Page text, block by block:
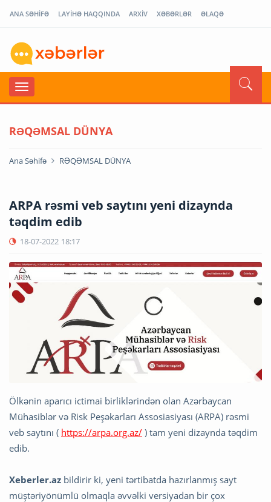
ANA SƏHİFƏ LAYİHƏ HAQQINDA ARXİV XƏBƏRLƏR ƏLAQƏ
RƏQƏMSAL DÜNYA
Ana Səhifə RƏQƏMSAL DÜNYA
ARPA rəsmi veb saytını yeni dizaynda
təqdim edib
18-07-2022 18:17
Ölkənin aparıcı ictimai birliklərindən olan Azərbaycan
Mühasiblər və Risk Peşəkarları Assosiasiyası (ARPA) rəsmi
veb saytını ( https://arpa.org.az/ ) tam yeni dizaynda təqdim
edib.
Xeberler.az bildirir ki, yeni tərtibatda hazırlanmış sayt
müştəriyönümlü olmaqla əvvəlki versiyadan bir çox